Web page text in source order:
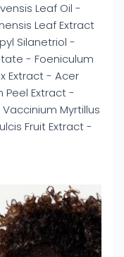
Leaf Oil -
Leaf Extract
Silanetriol -
- Foeniculum
Extract - Acer
Peel Extract -
Myrtillus
Fruit Extract -